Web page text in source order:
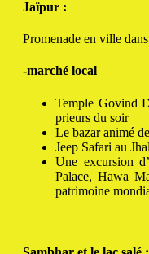
Jaïpur :
Promenade en ville
-marché local
Temple Govind
prieurs du soir
Le bazar animé
Jeep Safari au
Une excursion
Palace, Hawa
patrimoine